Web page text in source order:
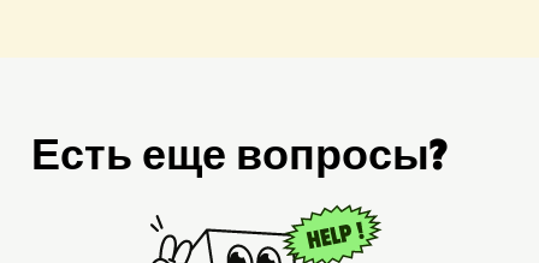
Есть еще вопросы?